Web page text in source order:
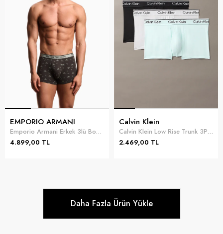
EMPORIO ARMANI
Emporio Armani Erkek 3lü Boxer Çok Renkli
4.899,00 TL
Calvin Klein
Calvin Klein Low Rise Trunk 3Pk Erkek 3lü Boxer Yeşil
2.469,00 TL
Daha Fazla Ürün Yükle